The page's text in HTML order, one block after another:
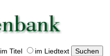
im Titel im Liedtext